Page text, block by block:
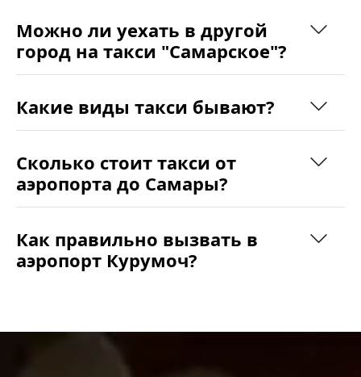
Можно ли уехать в другой
город на такси "Самарское"?
Какие виды такси бывают?
Сколько стоит такси от
аэропорта до Самары?
Как правильно вызвать в
аэропорт Курумоч?